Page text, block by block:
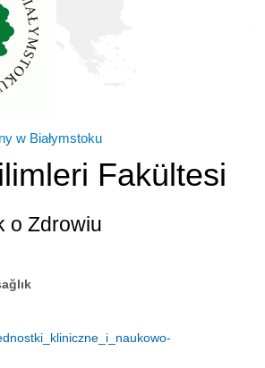
w Białymstoku
Fakültesi
o Zdrowiu